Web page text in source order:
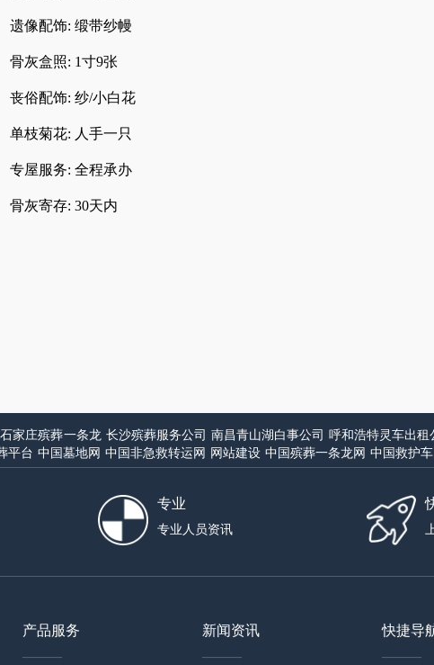
遗像配饰: 缎带纱幔
骨灰盒照: 1寸9张
丧俗配饰: 纱/小白花
单枝菊花: 人手一只
专屋服务: 全程承办
骨灰寄存: 30天内
石家庄殡葬一条龙 长沙殡葬服务公司 南昌青山湖白事公司 呼和浩特灵车出租
平台 中国墓地网 中国非急救转运网 网站建设 中国殡葬一条龙网 中国救护车
专业
专业人员资讯
产品服务
——
新闻资讯
——
快捷导
——